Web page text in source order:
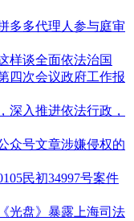
多多代理人参与庭审
样谈全面依法治国
四次会议政府工作报
深入推进依法行政，
众号文章涉嫌侵权的
民初34997号案件
光盘》暴露上海司法